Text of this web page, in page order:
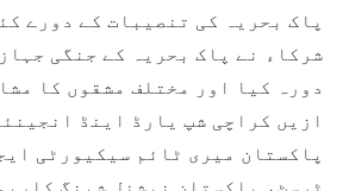
پاک بحریہ کی تنصیبات کے دورے
شرکاء نے پاک بحریہ کے جنگی
دورہ کیا اور مختلف مشقوں کا
ازیں کراچی شپ یارڈ اینڈ
پاکستان میری ٹائم سیکیورٹی
ٹرسٹ، پاکستان نیشنل شپنگ